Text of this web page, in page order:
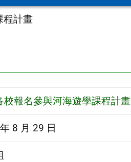
程計畫
校報名參與河海遊學課程計畫
8 月 29 日